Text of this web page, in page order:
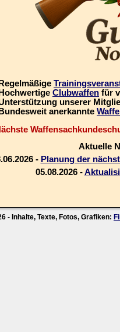
Clubwaffen für
unserer
anerkannte
Aktuelle
- Planung der
05.08.2026 -
- Inhalte, Texte, Fotos, Grafiken: